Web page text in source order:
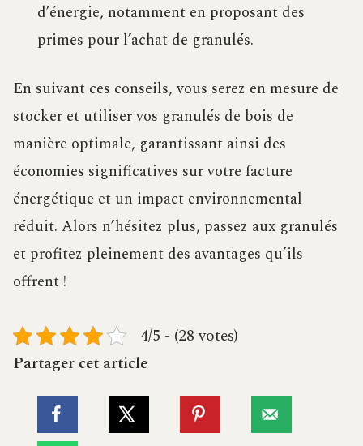
d’énergie, notamment en proposant des
primes pour l’achat de granulés.
En suivant ces conseils, vous serez en mesure de
stocker et utiliser vos granulés de bois de
manière optimale, garantissant ainsi des
économies significatives sur votre facture
énergétique et un impact environnemental
réduit. Alors n’hésitez plus, passez aux granulés
et profitez pleinement des avantages qu’ils
offrent !
4/5 - (28 votes)
Partager cet article